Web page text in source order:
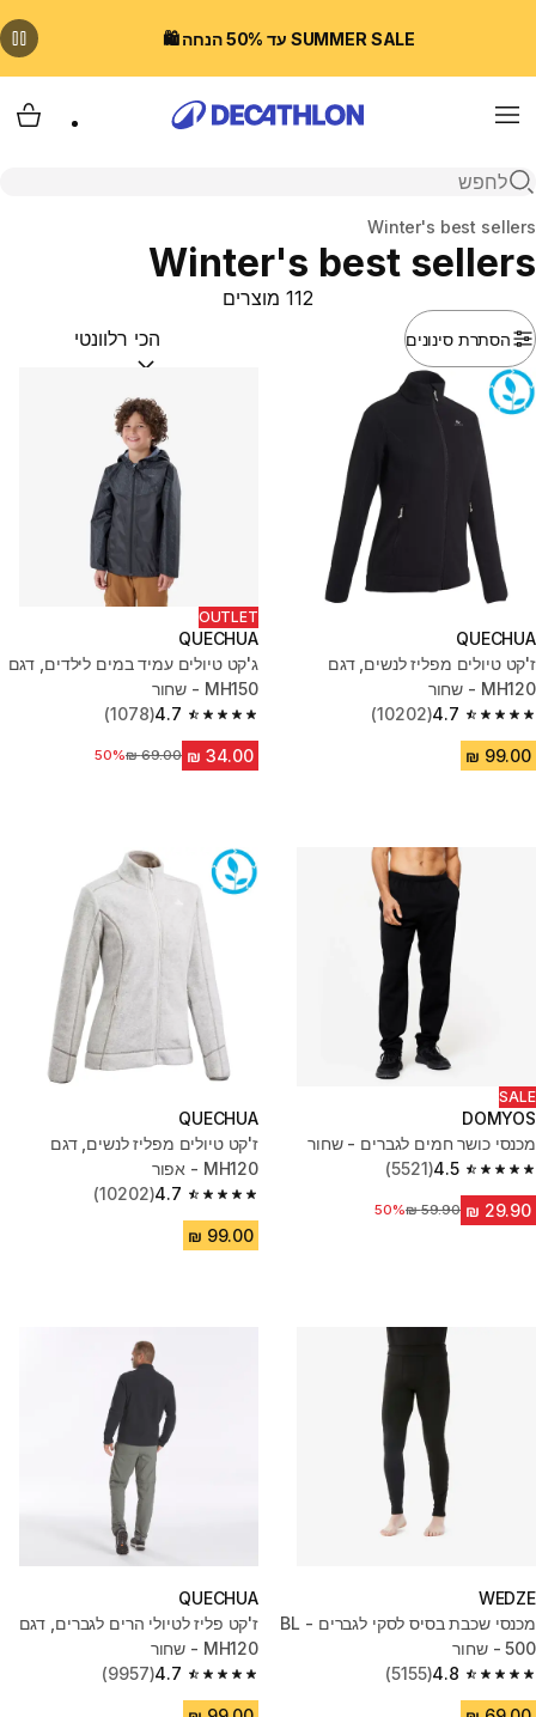
SUMMER SALE עד 50% הנחה 🛍️
Menu
פתיחת חיפוש
בית
Winter's best sellers
Winter's best sellers
הסתרת סינונים
112 מוצרים
מיין לפי:(optional)
QUECHUA
ז'קט טיולים מפליז לנשים, דגם
MH120 - שחור
4.7
4.7 out of 5 stars from 10202 reviews
(10202)
OUTLET
QUECHUA
ג'קט טיולים עמיד במים לילדים, דגם
MH150 - שחור
4.7
4.7 out of 5 stars from 1078 reviews
(1078)
מחיר לפני הנחה‏69.00 ₪
50%
SALE
DOMYOS
מכנסי כושר חמים לגברים - שחור
4.5
4.5 out of 5 stars from 5521 reviews
(5521)
מחיר לפני הנחה‏59.90 ₪
50%
QUECHUA
ז'קט טיולים מפליז לנשים, דגם
MH120 - אפור
4.7
4.7 out of 5 stars from 10202 reviews
(10202)
WEDZE
מכנסי שכבת בסיס לסקי לגברים - BL
500 - שחור
4.8
4.8 out of 5 stars from 5155 reviews
(5155)
QUECHUA
ז'קט פליז לטיולי הרים לגברים, דגם
MH120 - שחור
4.7
4.7 out of 5 stars from 9957 reviews
(9957)